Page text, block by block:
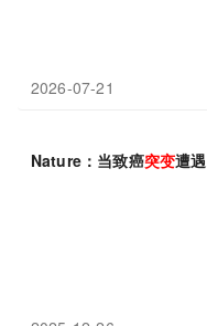
2026-07-21
Nature：当致癌突变遭